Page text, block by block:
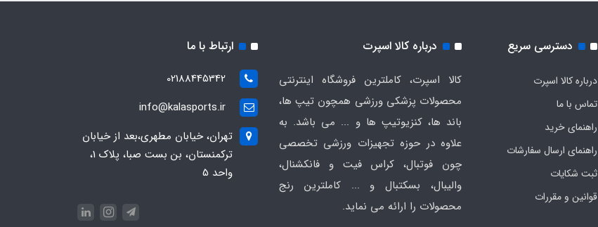
دسترسی سریع
درباره کالا اسپرت
تماس با ما
راهنمای خرید
راهنمای ارسال سفارشات
ثبت شکایات
قوانین و مقررات
درباره کالا اسپرت
کالا اسپرت، کاملترین فروشگاه اینترنتی
محصولات پزشکی ورزشی همچون تیپ ها،
باند ها، کنزیوتیپ ها و ... می باشد. به
علاوه در حوزه تجهیزات ورزشی تخصصی
چون فوتبال، کراس فیت و فانکشنال،
والیبال، بسکتبال و ... کاملترین رنج
محصولات را ارائه می نماید.
ارتباط با ما
02188445342
info@kalasports.ir
تهران، خیابان مطهری،بعد از خیابان
ترکمنستان، بن بست صبا، پلاک 1،
واحد 5